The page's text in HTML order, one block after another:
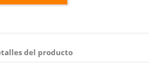
del producto